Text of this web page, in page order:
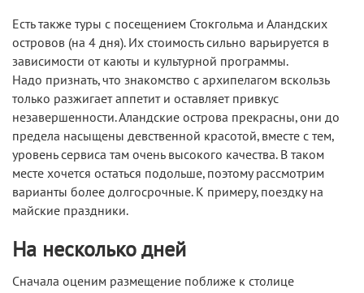
Есть также туры с посещением Стокгольма и Аландских
островов (на 4 дня). Их стоимость сильно варьируется в
зависимости от каюты и культурной программы.
Надо признать, что знакомство с архипелагом вскользь
только разжигает аппетит и оставляет привкус
незавершенности. Аландские острова прекрасны, они до
предела насыщены девственной красотой, вместе с тем,
уровень сервиса там очень высокого качества. В таком
месте хочется остаться подольше, поэтому рассмотрим
варианты более долгосрочные. К примеру, поездку на
майские праздники.
На несколько дней
Сначала оценим размещение поближе к столице